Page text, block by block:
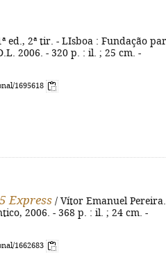
ed., 2ª tir. - LIsboa : Fundação
2006. - 320 p. : il. ; 25 cm. -
1695618
Express / Vítor Emanuel
2006. - 368 p. : il. ; 24 cm. -
1662683